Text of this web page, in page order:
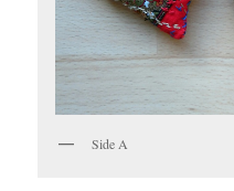
Side A